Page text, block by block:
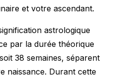
et votre ascendant.
astrologique
par la durée théorique
38 semaines, séparent
naissance. Durant cette